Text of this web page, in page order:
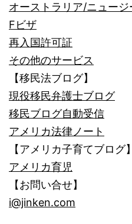
オーストラリア/ニュー
Fビザ
再入国許可証
その他のサービス
【移民法ブログ】
現役移民弁護士ブログ
移民ブログ自動受信
アメリカ法律ノート
【アメリカ子育てブログ】
アメリカ育児
【お問い合せ】
i@jinken.com